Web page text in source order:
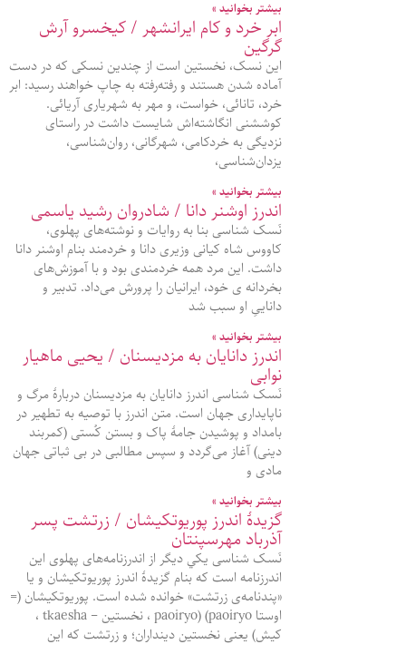
بیشتر بخوانید »
ابر خرد و کام ایرانشهر / کیخسرو آرش
گرگین
این نسک، نخستین است از چندین نسکی که در دست
آماده شدن هستند و رفته‌رفته به چاپ خواهند رسید: ابر
خرد، تانائی، خواست، و مهر به شهریاری آریائی.
کوششنی انگاشته‌اش شایست داشت در راستای
نزدیگی به خردکامی، شهرگانی، روان‌شناسی،
یزدان‌شناسی،
بیشتر بخوانید »
اندرز اوشنر دانا / شادروان رشید یاسمی
نَسک شناسی بنا به روایات و نوشته‌های پهلوی،
کاووس شاه کیانی وزیری دانا و خردمند بنام اوشنر دانا
داشت. این مرد همه خردمندی بود و با آموزش‌های
بخردانه ی خود، ایرانیان را پرورش می‌داد. تدبیر و
داناییِ او سبب شد
بیشتر بخوانید »
اندرز دانایان به مزدیسنان / یحیی ماهیار
نوابی
نَسک شناسی اندرز دانایان به مزدیسنان دربارهٔ مرگ و
ناپایداری جهان است. متن اندرز با توصیه به تطهیر در
بامداد و پوشیدن جامهٔ پاک و بستن کُستی (کمربند
دینی) آغاز می‌گردد و سپس مطالبی در بی‌ ثباتی جهان
مادی و
بیشتر بخوانید »
گزيدۀ اندرز پوريوتکيشان / زرتشت پسر
آذرباد مهرسپنتان
نَسک شناسی يکي ديگر از اندرزنامه‌های پهلوی اين
اندرزنامه است که بنام گزيدۀ اندرز پوريوتکيشان و يا
«پندنامه‌ی زرتشت» خوانده شده است. پوريوتکيشان (=
اوستا paoiryo) (paoiryo ، نخستين – tkaesha ،
کيش) يعنی نخستين دينداران؛ و زرتشت که اين